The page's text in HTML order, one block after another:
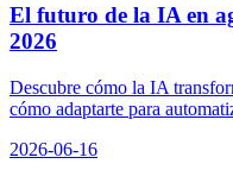
El futuro de la IA en
2026
Descubre cómo la IA
cómo adaptarte para
2026-06-16